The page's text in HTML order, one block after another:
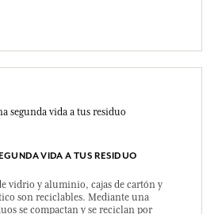
VIDA A TUS RESIDUO
vidrio y aluminio, cajas de cartón y
son reciclables. Mediante una
se compactan y se reciclan por